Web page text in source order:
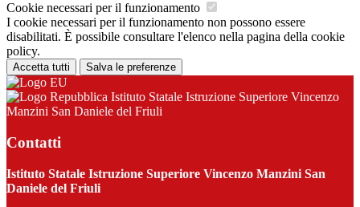
Cookie necessari per il funzionamento
I cookie necessari per il funzionamento non possono essere
disabilitati. È possibile consultare l'elenco nella pagina della cookie
policy.
Accetta tutti Salva le preferenze
Istituto Statale Istruzione Superiore Vincenzo
Manzini San Daniele del Friuli
Contatti
Istituto Statale Istruzione Superiore Vincenzo Manzini San
Daniele del Friuli